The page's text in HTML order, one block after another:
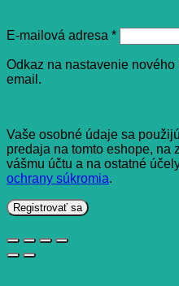
E-mailová adresa *Povinné
Odkaz na nastavenie
email.
Vaše osobné údaje sa
predaja na tomto eshope, na
vášmu účtu a na ostatné
ochrany súkromia.
Registrovať sa